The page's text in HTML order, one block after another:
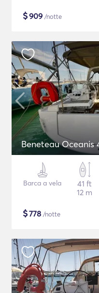
$909 /notte
Beneteau Oceanis
Barca a vela
41 ft
12 m
$778 /notte